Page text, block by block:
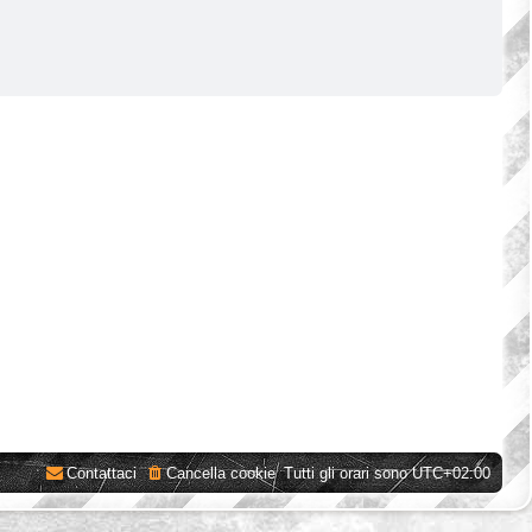
Tutti gli orari sonoUTC+02:00
Cancella cookie
Contattaci